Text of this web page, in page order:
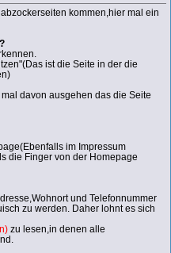
kommen,hier mal ein
ist die Seite in der die
davon ausgehen das die Seite
im Impressum
die Finger von der Homepage
und Telefonnummer
zu werden. Daher lohnt es sich
zu lesen,in denen alle